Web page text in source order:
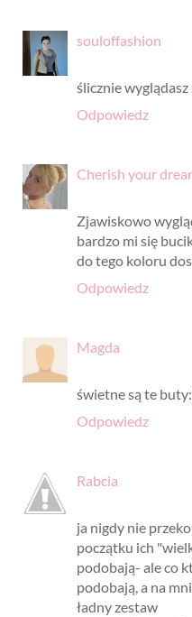
souloffashion
ślicznie wyglądasz
Odpowiedz
Cherish your
Zjawiskowo
bardzo mi się
do tego koloru
Odpowiedz
Magda
świetne są te
Odpowiedz
Rabcia
ja nigdy nie
początku ich
podobają- ale co
podobają, a na
ładny zestaw